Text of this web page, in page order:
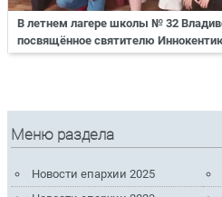
В летнем лагере школы № 32
посвящённое святителю
Меню раздела
Новости епархии 2025